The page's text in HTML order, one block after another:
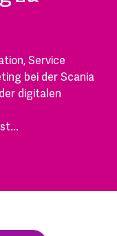
Service
bei der Scania
digitalen